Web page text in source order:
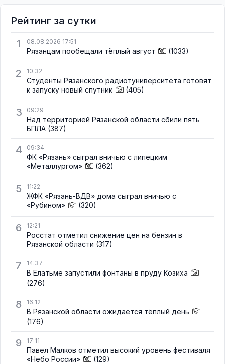
Рейтинг за сутки
1
08.08.2026 17:51
Рязанцам пообещали тёплый август (1033)
2 10:32
Студенты Рязанского радиотуниверситета готовят
к запуску новый спутник
(405)
3 09:29
Над территорией Рязанской области сбили пять
БПЛА (387)
4 09:34
ФК «Рязань» сыграл вничью с липецким
«Металлургом»
(362)
5 11:22
ЖФК «Рязань-ВДВ» дома сыграл вничью с
«Рубином»
(320)
6 12:21
Росстат отметил снижение цен на бензин в
Рязанской области (317)
7 14:37
В Елатьме запустили фонтаны в пруду Козиха
(276)
8 16:12
В Рязанской области ожидается тёплый день
(176)
9 17:11
Павел Малков отметил высокий уровень фестиваля
«Небо России»
(129)